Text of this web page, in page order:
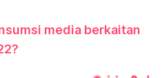
media berkaitan